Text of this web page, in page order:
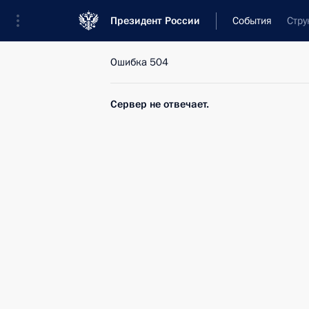
Президент России События
Ошибка 504
Сервер не отвечает.